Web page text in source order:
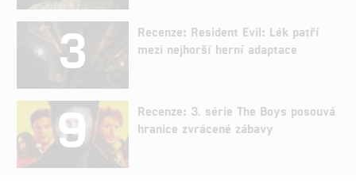
3
Recenze: Resident Evil: Lék patří
mezi nejhorší herní adaptace
9
Recenze: 3. série The Boys posouvá
hranice zvrácené zábavy